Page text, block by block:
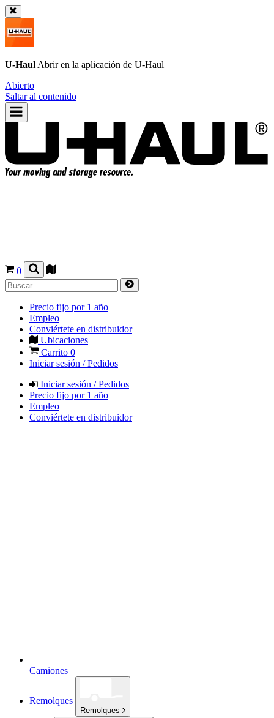
U-Haul Abrir en la aplicación de U-Haul
Abierto
Saltar al contenido
0
Precio fijo por 1 año
Empleo
Conviértete en distribuidor
Ubicaciones
Carrito 0
Iniciar sesión / Pedidos
Iniciar sesión / Pedidos
Precio fijo por 1 año
Empleo
Conviértete en distribuidor
Camiones
Remolques
Remolques